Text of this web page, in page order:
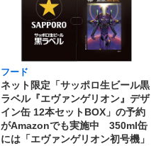
フード
ネット限定「サッポロ生ビール黒
ラベル『エヴァンゲリオン』デザ
イン缶 12本セットBOX」の予約
がAmazonでも実施中 350ml缶
には「エヴァンゲリオン初号機」